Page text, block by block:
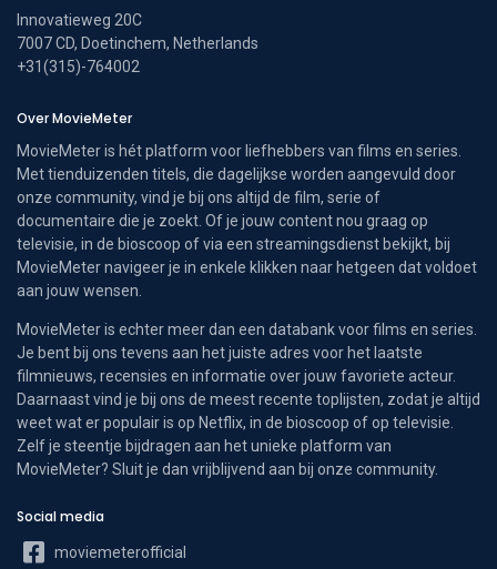
Innovatieweg 20C
7007 CD, Doetinchem, Netherlands
+31(315)-764002
Over MovieMeter
MovieMeter is hét platform voor liefhebbers van films en series.
Met tienduizenden titels, die dagelijkse worden aangevuld door
onze community, vind je bij ons altijd de film, serie of
documentaire die je zoekt. Of je jouw content nou graag op
televisie, in de bioscoop of via een streamingsdienst bekijkt, bij
MovieMeter navigeer je in enkele klikken naar hetgeen dat voldoet
aan jouw wensen.
MovieMeter is echter meer dan een databank voor films en series.
Je bent bij ons tevens aan het juiste adres voor het laatste
filmnieuws, recensies en informatie over jouw favoriete acteur.
Daarnaast vind je bij ons de meest recente toplijsten, zodat je altijd
weet wat er populair is op Netflix, in de bioscoop of op televisie.
Zelf je steentje bijdragen aan het unieke platform van
MovieMeter? Sluit je dan vrijblijvend aan bij onze community.
Social media
moviemeterofficial